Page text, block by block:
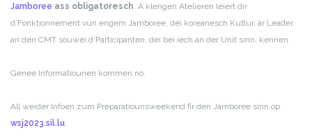
Jamboree ass obligatoresch. A klengen Atelieren léiert dir
d’Fonktionnement vun engem Jamboree, déi koreanesch Kultur, är Leader
an den CMT souwéi d’Participanten, déi bei iech an der Unit sinn, kennen.
Genee Informatiounen kommen no.
All weider Infoen zum Preparatiounsweekend fir den Jamboree sinn op
wsj2023.sil.lu.